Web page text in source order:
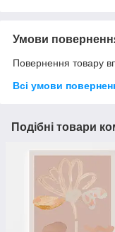
Умови
Повернення товару
Всі умови
Подібні товари